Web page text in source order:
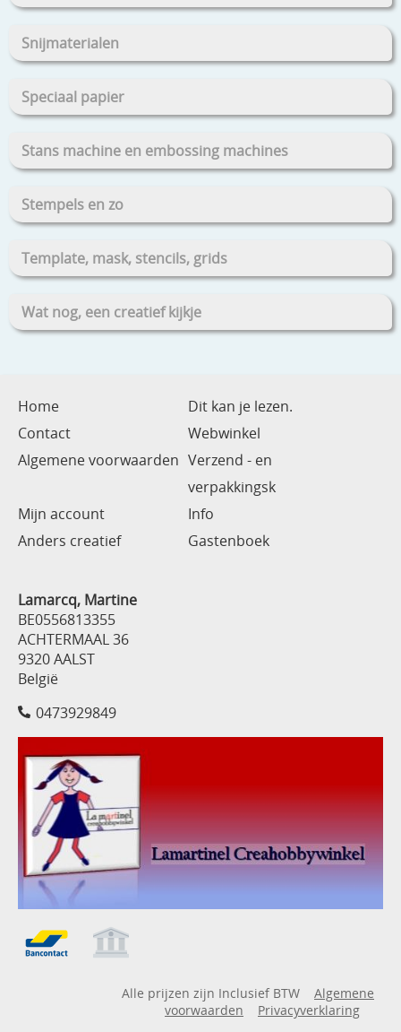
Snijmaterialen
Speciaal papier
Stans machine en embossing machines
Stempels en zo
Template, mask, stencils, grids
Wat nog, een creatief kijkje
Home
Dit kan je lezen.
Contact
Webwinkel
Algemene voorwaarden Verzend - en
verpakkingsk
Mijn account
Info
Anders creatief
Gastenboek
Lamarcq, Martine
BE0556813355
ACHTERMAAL 36
9320 AALST
België
0473929849
Alle prijzen zijn Inclusief BTW
Algemene
voorwaarden
Privacyverklaring